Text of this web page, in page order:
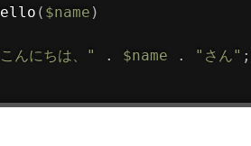
( $name )
んにちは、" . $name . "さん" ;